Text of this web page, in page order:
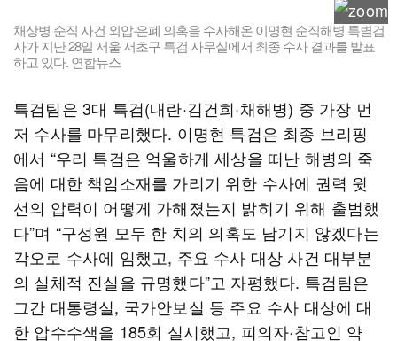
채상병 순직 사건 외압·은폐 의혹을 수사해온 이명현 순직해병 특별검
사가 지난 28일 서울 서초구 특검 사무실에서 최종 수사 결과를 발표
하고 있다. 연합뉴스
특검팀은 3대 특검(내란·김건희·채해병) 중 가장 먼
저 수사를 마무리했다. 이명현 특검은 최종 브리핑
에서 “우리 특검은 억울하게 세상을 떠난 해병의 죽
음에 대한 책임소재를 가리기 위한 수사에 권력 윗
선의 압력이 어떻게 가해졌는지 밝히기 위해 출범했
다”며 “구성원 모두 한 치의 의혹도 남기지 않겠다는
각오로 수사에 임했고, 주요 수사 대상 사건 대부분
의 실체적 진실을 규명했다”고 자평했다. 특검팀은
그간 대통령실, 국가안보실 등 주요 수사 대상에 대
한 압수수색을 185회 실시했고, 피의자·참고인 약